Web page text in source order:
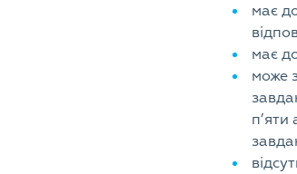
має
має
може
п’яти